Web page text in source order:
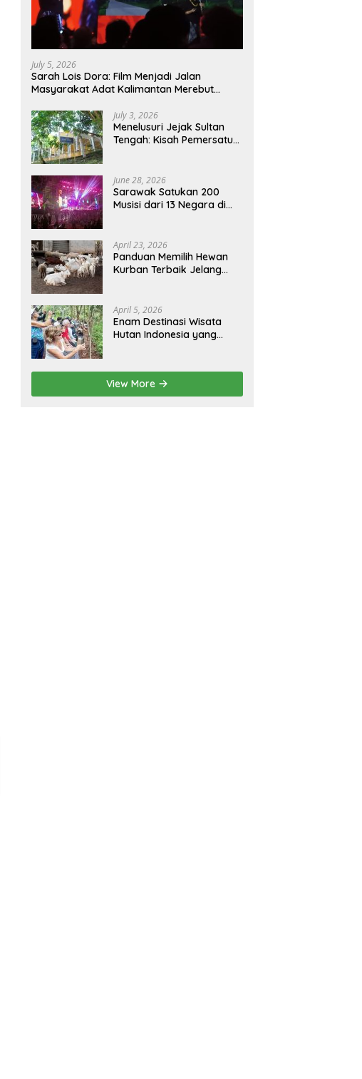
July 5, 2026
Sarah Lois Dora: Film Menjadi Jalan
Masyarakat Adat Kalimantan Merebut
July 3, 2026
Menelusuri Jejak Sultan
Tengah: Kisah Pemersatu
Versi Jiran
June 28, 2026
Sarawak Satukan 200
Musisi dari 13 Negara di
Budaya Borneo
April 23, 2026
Panduan Memilih Hewan
Kurban Terbaik Jelang
April 5, 2026
Enam Destinasi Wisata
Hutan Indonesia yang
View More